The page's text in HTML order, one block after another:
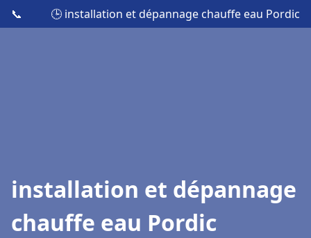
📞 🕒 installation et dépannage chauffe eau Pordic
installation et dépannage
chauffe eau Pordic